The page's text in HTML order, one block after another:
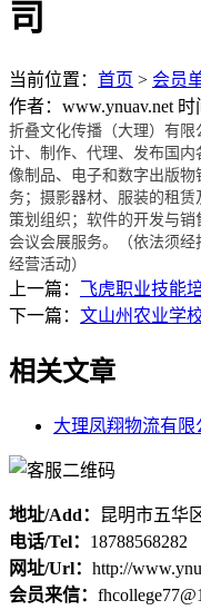
司
当前位置： 首页 > 会员
作者：www.ynuav.net
折叠文化传播（大理）有
计、制作、代理、发布国
像制品、电子和数字出版
务；摄影器材、服装的租
策划组织；软件的开发与销
会议会展服务。（依法须
经营活动）
上一篇： 飞虎职业技能
下一篇： 文山州农业学
相关文章
大理凤翔物流有限
地址/Add：
昆明市五华
电话/Tel： 18788568282
网址/Url： http://
会员来信：